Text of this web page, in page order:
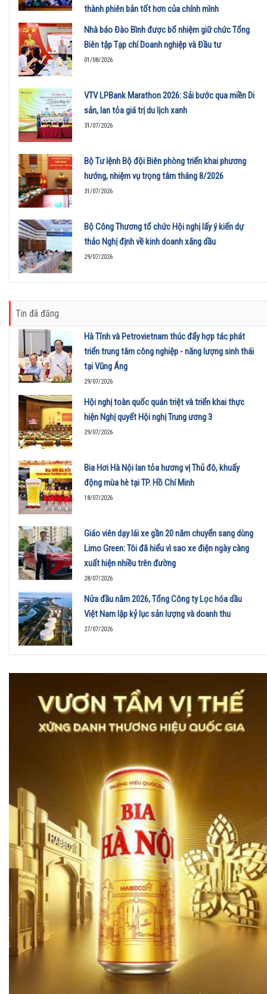
thành phiên bản tốt hơn của chính mình
01/08/2026
Nhà báo Đào Bình được bổ nhiệm giữ chức Tổng
Biên tập Tạp chí Doanh nghiệp và Đầu tư
01/08/2026
VTV LPBank Marathon 2026: Sải bước qua miền Di
sản, lan tỏa giá trị du lịch xanh
31/07/2026
Bộ Tư lệnh Bộ đội Biên phòng triển khai phương
hướng, nhiệm vụ trọng tâm tháng 8/2026
31/07/2026
Bộ Công Thương tổ chức Hội nghị lấy ý kiến dự
thảo Nghị định về kinh doanh xăng dầu
29/07/2026
Tin đã đăng
Hà Tĩnh và Petrovietnam thúc đẩy hợp tác phát
triển trung tâm công nghiệp - năng lượng sinh thái
tại Vũng Áng
29/07/2026
Hội nghị toàn quốc quán triệt và triển khai thực
hiện Nghị quyết Hội nghị Trung ương 3
29/07/2026
Bia Hơi Hà Nội lan tỏa hương vị Thủ đô, khuấy
động mùa hè tại TP. Hồ Chí Minh
18/07/2026
Giáo viên dạy lái xe gần 20 năm chuyển sang dùng
Limo Green: Tôi đã hiểu vì sao xe điện ngày càng
xuất hiện nhiều trên đường
28/07/2026
Nửa đầu năm 2026, Tổng Công ty Lọc hóa dầu
Việt Nam lập kỷ lục sản lượng và doanh thu
27/07/2026